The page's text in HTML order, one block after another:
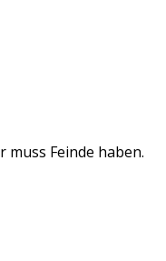
Feinde haben.